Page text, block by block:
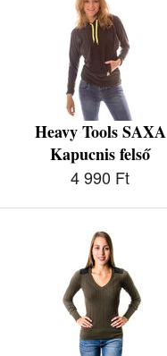
Heavy Tools SAXA
Kapucnis felső
4 990 Ft